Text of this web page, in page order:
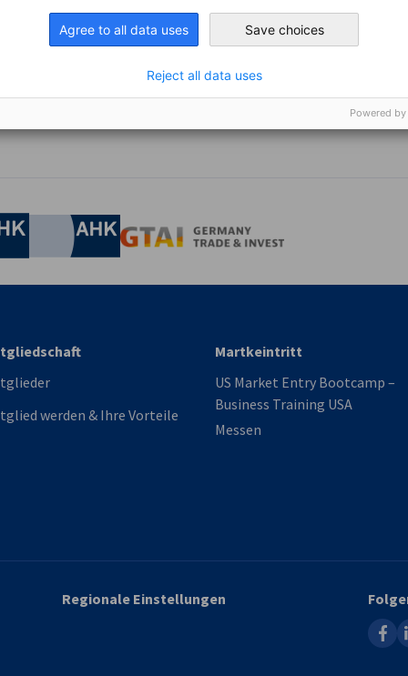
Programme
Sie unsere Programme, die in der Vergangenheit
Industrie- und Handelskammer
Industrie- und Handelskammer
AHK.de
werden & Ihre Vorteile
Martkeintritt
US Market Entry Bootcamp –
Business Training USA
Messen
Regionale Einstellungen
Agree to all data uses Save choices
Reject all data uses
Powered by